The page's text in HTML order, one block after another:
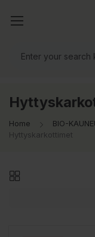
Home BIO-
Hyttyskarkottimet